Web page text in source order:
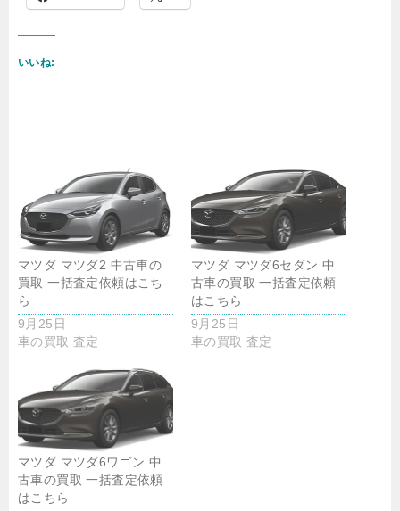
いいね:
マツダ マツダ2 中古車の
買取 一括査定依頼はこち
ら
9月25日
車の買取 査定
マツダ マツダ6セダン 中
古車の買取 一括査定依頼
はこちら
9月25日
車の買取 査定
マツダ マツダ6ワゴン 中
古車の買取 一括査定依頼
はこちら